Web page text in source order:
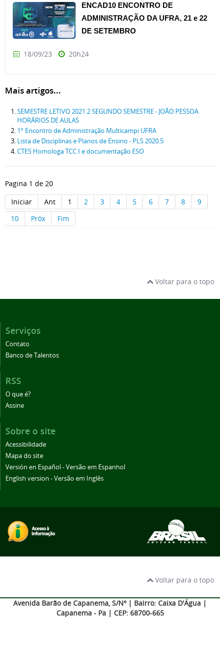
ENCAD10 ENCONTRO DE
ADMINISTRAÇÃO DA UFRA, 21 e 22
DE SETEMBRO
18/09/23 20h24
Mais artigos...
SEMESTRE LETIVO 2021.2 SEGUNDO SEMESTRE - JOÃO PESSOA
HORÁRIOS DE AULAS
1° Encontro de Administração Multicampi UFRA
Lista de Disciplinas e Planos de Ensino - PLS 2020.5
CTES Homologa TCC I e documentação ESO
Pagina 1 de 20
Iniciar
Ant 1 2 3 4 5 6 7 8
9
10
Próx Fim
Voltar para o topo
Serviços
Contato
Banco de Talentos
RSS
O que é?
Assine
Sobre o site
Acessibilidade
Mapa do site
Versión en Español - Versão em Espanhol
English version - Versão em Inglês
Voltar para o topo
Avenida Barão de Capanema, S/Nº | Bairro: Caixa D'Água |
Capanema - Pa | CEP: 68700-665